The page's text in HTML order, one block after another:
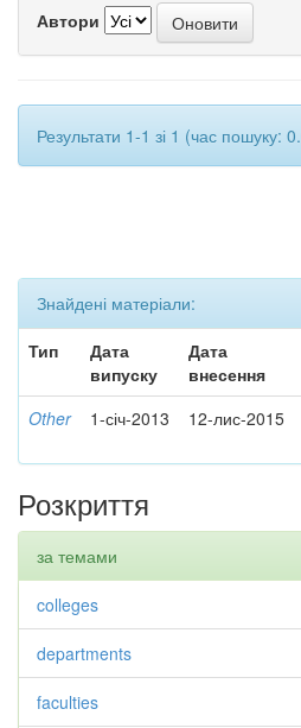
Автори
Результати 1-1 зі 1 (час пошуку:
Знайдені матеріали:
Тип
Дата
випуску
Дата
внесення
Other 1-січ-2013 12-лис-2015
Розкриття
за темами
colleges
departments
faculties